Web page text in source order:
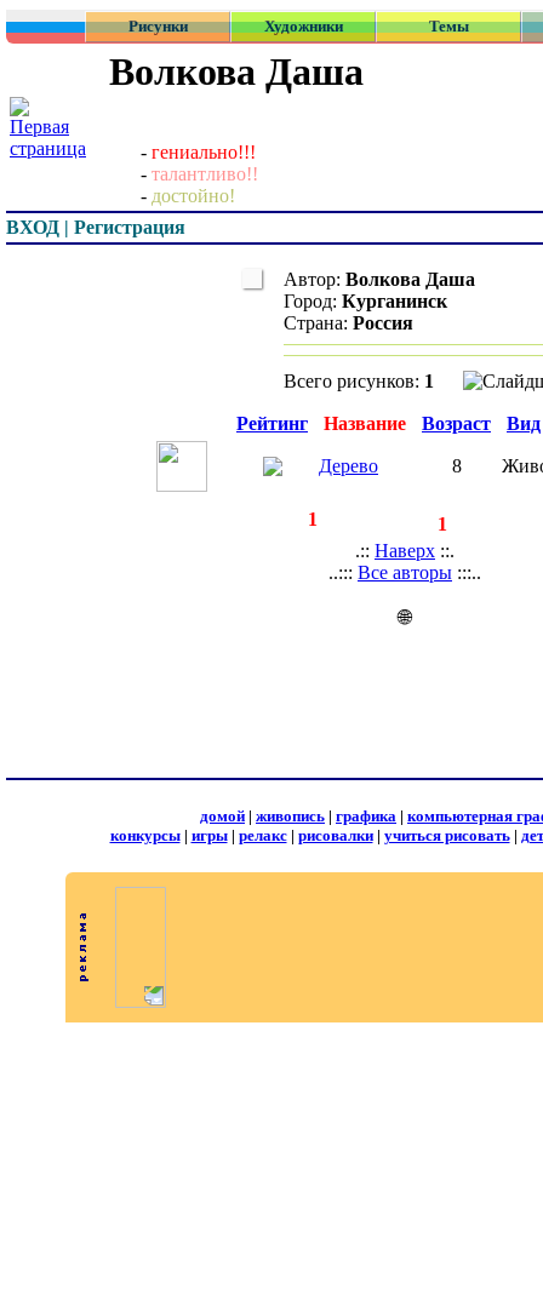
Рисунки Художники Темы
Волкова Даша
- гениально!!!
- талантливо!!
- достойно!
ВХОД | Регистрация
Автор: Волкова Даша
Город: Курганинск
Страна: Россия
Всего рисунков: 1
Рейтинг Название Возраст Вид
Дерево 8
1
1
.:: Наверх ::.
..::: Все авторы :::..
🌐
домой | живопись | графика | компьютерная
конкурсы| игры| релакс| рисовалки| учиться рисовать|